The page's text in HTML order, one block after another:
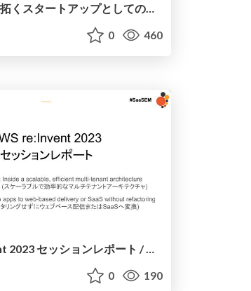
0 460
AWS re:Invent 2023 セッションレポート / AWS re:Invent 2023 Session Report
0 190